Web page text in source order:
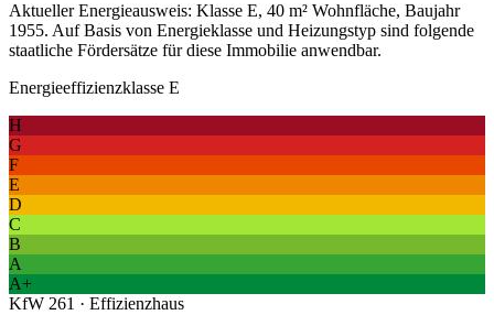
Aktueller Energieausweis: Klasse E, 40 m² Wohnfläche, Baujahr
1955. Auf Basis von Energieklasse und Heizungstyp sind folgende
staatliche Fördersätze für diese Immobilie anwendbar.
Energieeffizienzklasse E
H
G
F
E
D
C
B
A
A+
KfW 261 · Effizienzhaus